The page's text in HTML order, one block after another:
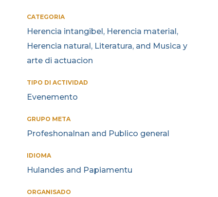
CATEGORIA
Herencia intangibel, Herencia material,
Herencia natural, Literatura, and Musica y
arte di actuacion
TIPO DI ACTIVIDAD
Evenemento
GRUPO META
Profeshonalnan and Publico general
IDIOMA
Hulandes and Papiamentu
ORGANISADO